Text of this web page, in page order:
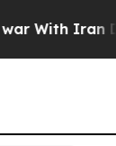
With Iran